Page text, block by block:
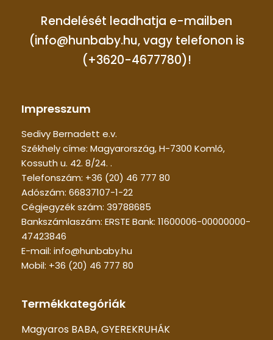
Rendelését leadhatja e-mailben
(info@hunbaby.hu, vagy telefonon is
(+3620-4677780)!
Impresszum
Sedivy Bernadett e.v.
Székhely címe: Magyarország, H-7300 Komló,
Kossuth u. 42. 8/24. .
Telefonszám: +36 (20) 46 777 80
Adószám: 66837107-1-22
Cégjegyzék szám: 39788685
Bankszámlaszám: ERSTE Bank: 11600006-00000000-
47423846
E-mail: info@hunbaby.hu
Mobil: +36 (20) 46 777 80
Termékkategóriák
Magyaros BABA, GYEREKRUHÁK